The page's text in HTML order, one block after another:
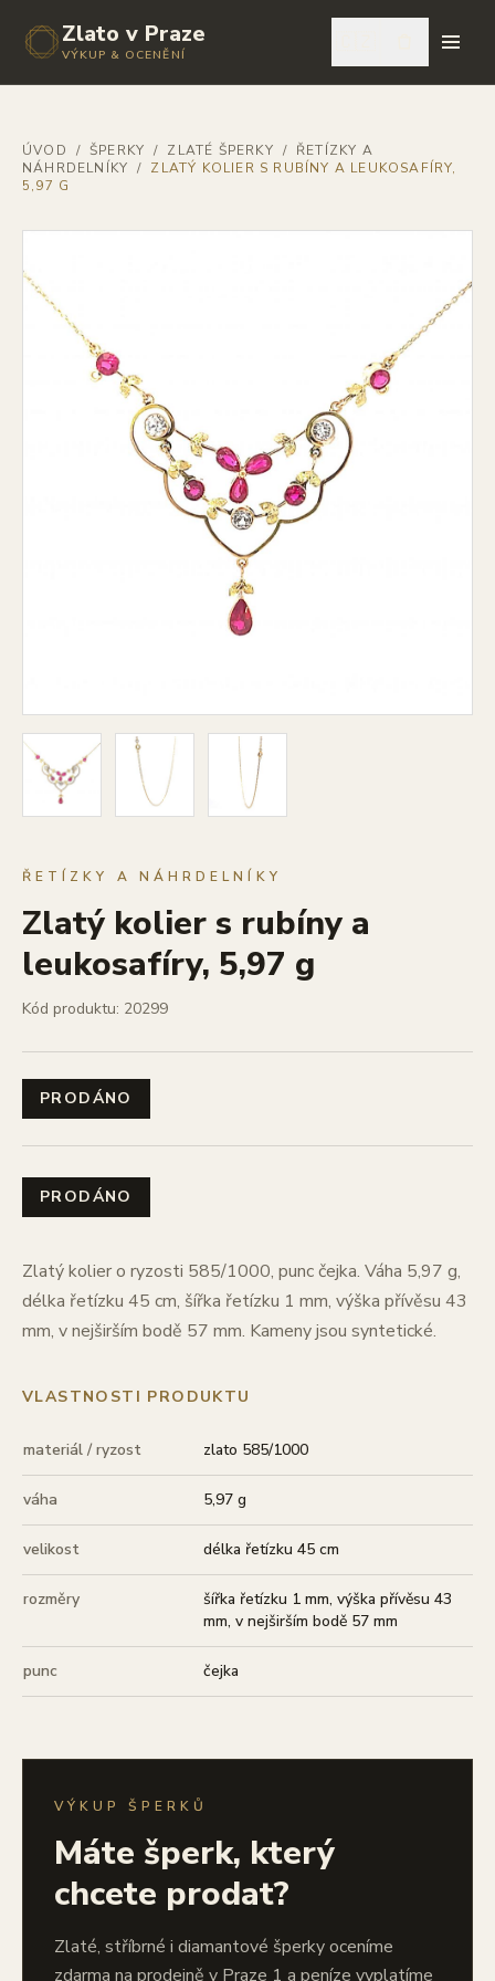
Zlato v Praze
VÝKUP & OCENĚNÍ
ÚVOD / ŠPERKY / ZLATÉ ŠPERKY / ŘETÍZKY A
NÁHRDELNÍKY / ZLATÝ KOLIER S RUBÍNY A LEUKOSAFÍRY,
5,97 G
ŘETÍZKY A NÁHRDELNÍKY
Zlatý kolier s rubíny a
leukosafíry, 5,97 g
Kód produktu: 20299
PRODÁNO
PRODÁNO
Zlatý kolier o ryzosti 585/1000, punc čejka. Váha 5,97 g,
délka řetízku 45 cm, šířka řetízku 1 mm, výška přívěsu 43
mm, v nejširším bodě 57 mm. Kameny jsou syntetické.
VLASTNOSTI PRODUKTU
materiál / ryzost zlato 585/1000
váha 5,97 g
velikost délka řetízku 45 cm
rozměry
šířka řetízku 1 mm, výška přívěsu 43
mm, v nejširším bodě 57 mm
punc čejka
VÝKUP ŠPERKŮ
Máte šperk, který
chcete prodat?
Zlaté, stříbrné i diamantové šperky oceníme
zdarma na prodejně v Praze 1 a peníze vyplatíme